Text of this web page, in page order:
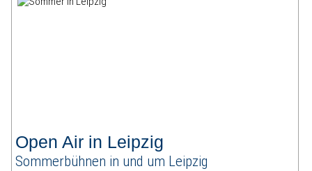
Open Air in Leipzig
Sommerbühnen in und um Leipzig